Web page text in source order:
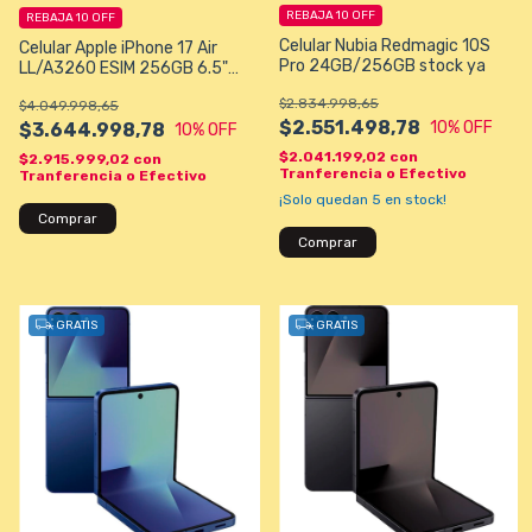
Celular Apple iPhone 17 Air
LL/A3260 ESIM 256GB 6.5"
increible
$3.644.998,78
$4.049.998,65
10% OFF
REBAJA 10 OFF
$2.915.999,02 con
Tranferencia o Efectivo
Celular Nubia Redmagic 10S
Pro 24GB/256GB stock ya
$2.551.498,78
$2.834.998,65
10% OFF
REBAJA 10 OFF
$2.041.199,02 con
Tranferencia o Efectivo
¡Solo quedan 5 en stock!
Comprar
GRATIS GRATIS